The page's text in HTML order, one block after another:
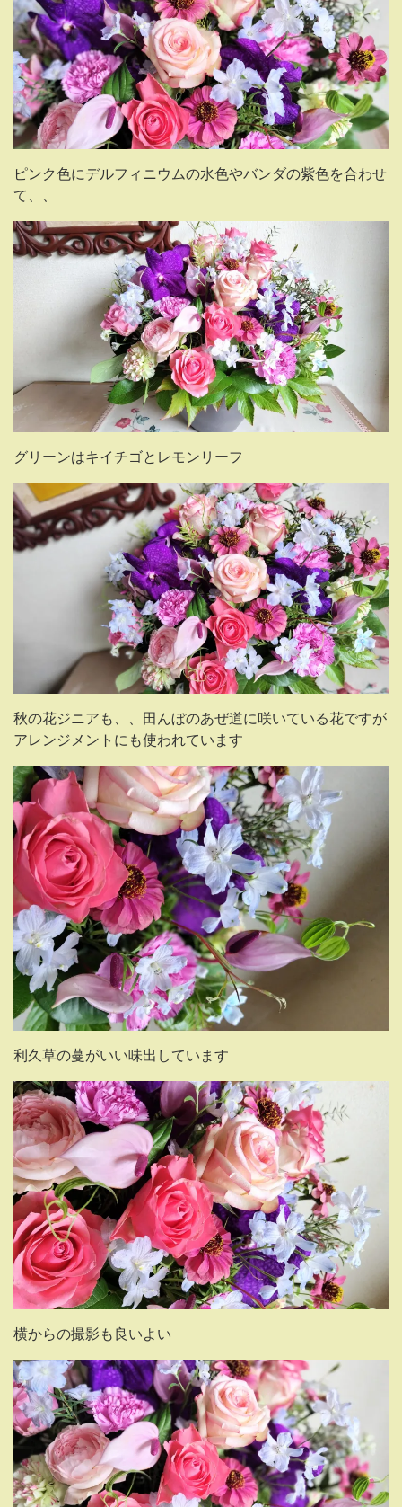
ピンク色にデルフィニウムの水色やバンダの紫色を合わせ
て、、
グリーンはキイチゴとレモンリーフ
秋の花ジニアも、、田んぼのあぜ道に咲いている花ですが
アレンジメントにも使われています
利久草の蔓がいい味出しています
横からの撮影も良いよい